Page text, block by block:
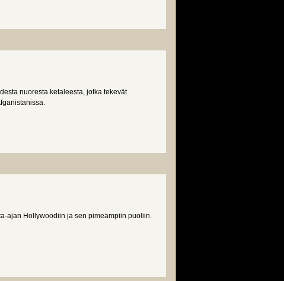
nuoresta ketaleesta, jotka tekevät
ajan Hollywoodiin ja sen pimeämpiin puoliin.